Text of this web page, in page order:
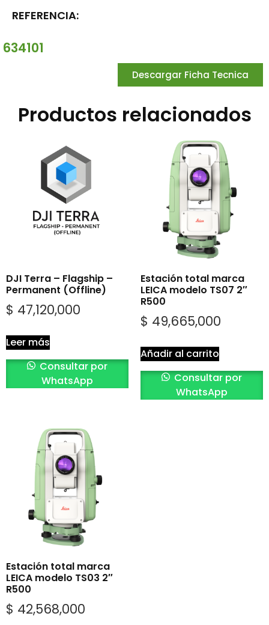
REFERENCIA:
634101
Descargar Ficha Tecnica
Productos relacionados
DJI Terra – Flagship –
Permanent (Offline)
$ 47,120,000
Leer más
Consultar por
WhatsApp
Estación total marca
LEICA modelo TS07 2″
R500
$ 49,665,000
Añadir al carrito
Consultar por
WhatsApp
Estación total marca
LEICA modelo TS03 2″
R500
$ 42,568,000